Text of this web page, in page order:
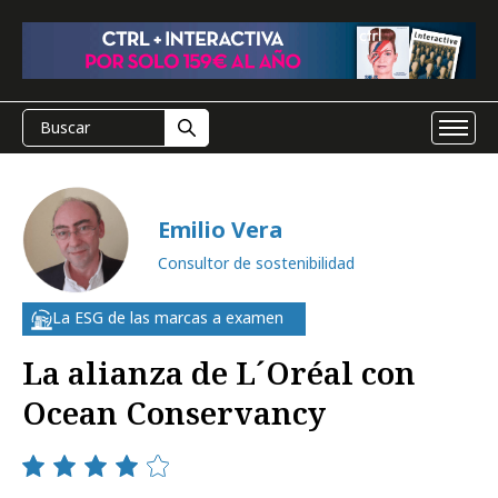
Emilio Vera
Consultor de sostenibilidad
La ESG de las marcas a examen
La alianza de L´Oréal con
Ocean Conservancy